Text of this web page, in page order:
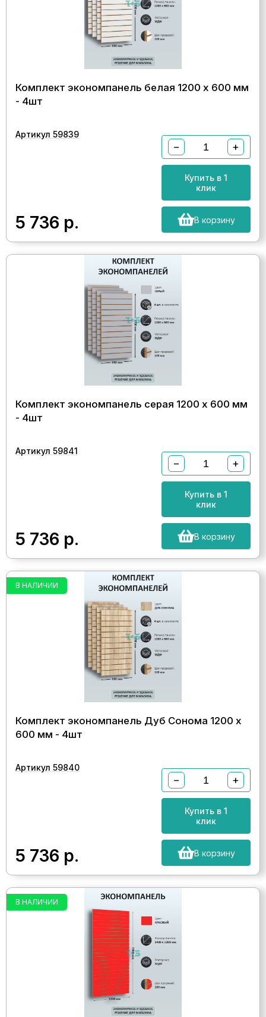
Комплект экономпанель белая 1200 х 600 мм
- 4шт
Артикул 59839
5 736 р.
− +
Купить в 1
клик
В корзину
Комплект экономпанель серая 1200 х 600 мм
- 4шт
Артикул 59841
5 736 р.
− +
Купить в 1
клик
В корзину
В НАЛИЧИИ
Комплект экономпанель Дуб Сонома 1200 х
600 мм - 4шт
Артикул 59840
5 736 р.
− +
Купить в 1
клик
В корзину
В НАЛИЧИИ